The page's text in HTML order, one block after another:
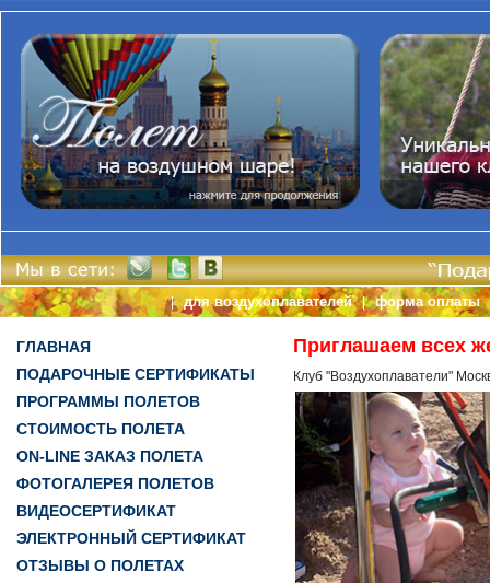
| для воздухоплавателей|форма оплаты
ГЛАВНАЯ
ПОДАРОЧНЫЕ СЕРТИФИКАТЫ
ПРОГРАММЫ ПОЛЕТОВ
СТОИМОСТЬ ПОЛЕТА
ON-LINE ЗАКАЗ ПОЛЕТА
ФОТОГАЛЕРЕЯ ПОЛЕТОВ
ВИДЕОСЕРТИФИКАТ
ЭЛЕКТРОННЫЙ СЕРТИФИКАТ
ОТЗЫВЫ О ПОЛЕТАХ
Приглашаем всех
Клуб "Воздухоплаватели"